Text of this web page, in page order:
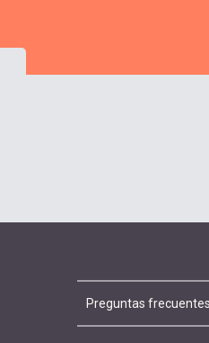
Footer
Preguntas frecuentes